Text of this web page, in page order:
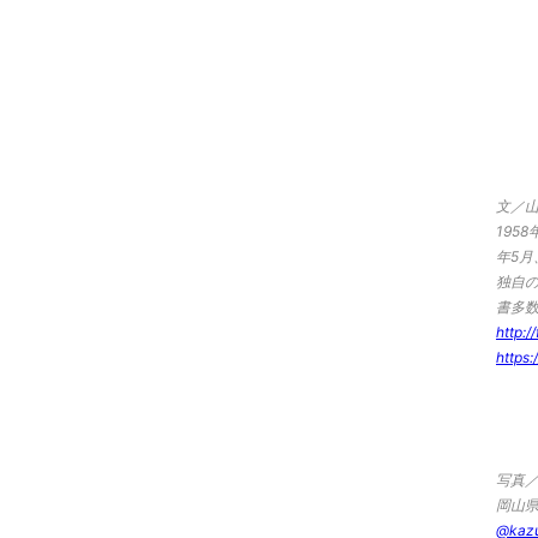
文／
1958
年5月
独自
書多数
写真
岡山